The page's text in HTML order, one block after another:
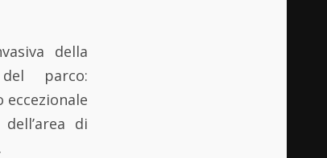
della
parco:
di